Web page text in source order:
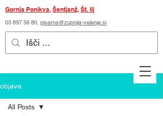
Gornja Ponikva, Šentjanž, Št. Ilj
03 897 56 80, pisarna@zupnija-velenje.si
objava
All Posts